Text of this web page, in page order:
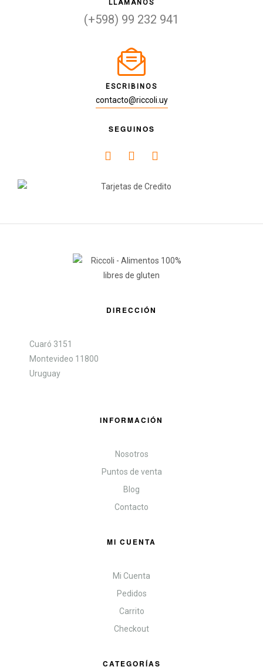
LLAMANOS
(+598) 99 232 941
ESCRIBINOS
contacto@riccoli.uy
SEGUINOS
DIRECCIÓN
Cuaró 3151
Montevideo 11800
Uruguay
INFORMACIÓN
Nosotros
Puntos de venta
Blog
Contacto
MI CUENTA
Mi Cuenta
Pedidos
Carrito
Checkout
CATEGORÍAS